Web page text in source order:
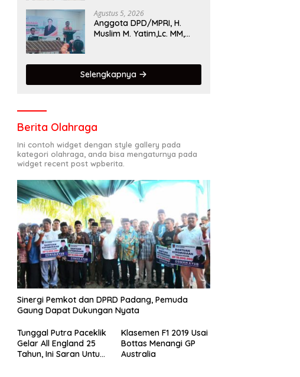
Hasil Maksimal
Agustus 5, 2026
Anggota DPD/MPRI, H.
Muslim M. Yatim,Lc. MM,
satu garda terdepan
dalam Bencana
Selengkapnya
Berita Olahraga
Ini contoh widget dengan style gallery pada
kategori olahraga, anda bisa mengaturnya pada
widget recent post wpberita.
Sinergi Pemkot dan DPRD Padang, Pemuda
Gaung Dapat Dukungan Nyata
Tunggal Putra Paceklik
Gelar All England 25
Tahun, Ini Saran Untuk
Klasemen F1 2019 Usai
Bottas Menangi GP
Australia